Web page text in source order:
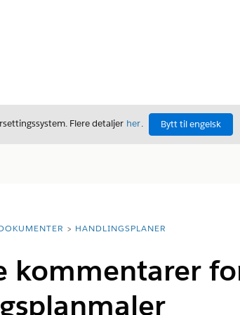
Flere detaljer her. Bytt til engelsk
HANDLINGSPLANER
kommentarer